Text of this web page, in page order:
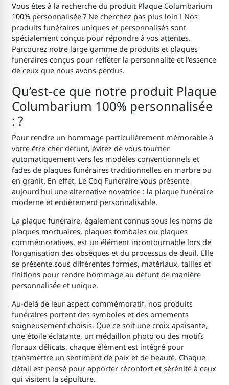
Vous êtes à la recherche du produit Plaque Columbarium
100% personnalisée ? Ne cherchez pas plus loin ! Nos
produits funéraires uniques et personnalisés sont
spécialement conçus pour répondre à vos attentes.
Parcourez notre large gamme de produits et plaques
funéraires conçus pour refléter la personnalité et l'essence
de ceux que nous avons perdus.
Qu’est-ce que notre produit Plaque
Columbarium 100% personnalisée
: ?
Pour rendre un hommage particulièrement mémorable à
votre être cher défunt, évitez de vous tourner
automatiquement vers les modèles conventionnels et
fades de plaques funéraires traditionnelles en marbre ou
en granit. En effet, Le Coq Funéraire vous présente
aujourd'hui une alternative novatrice : la plaque funéraire
moderne et entièrement personnalisable.
La plaque funéraire, également connus sous les noms de
plaques mortuaires, plaques tombales ou plaques
commémoratives, est un élément incontournable lors de
l'organisation des obsèques et du processus de deuil. Elle
se présente sous différentes formes, matériaux, tailles et
finitions pour rendre hommage au défunt de manière
personnalisée et unique.
Au-delà de leur aspect commémoratif, nos produits
funéraires portent des symboles et des ornements
soigneusement choisis. Que ce soit une croix apaisante,
une étoile éclatante, un médaillon photo ou des motifs
floraux délicats, chaque élément est intégré pour
transmettre un sentiment de paix et de beauté. Chaque
détail est pensé pour apporter réconfort et sérénité à ceux
qui visitent la sépulture.